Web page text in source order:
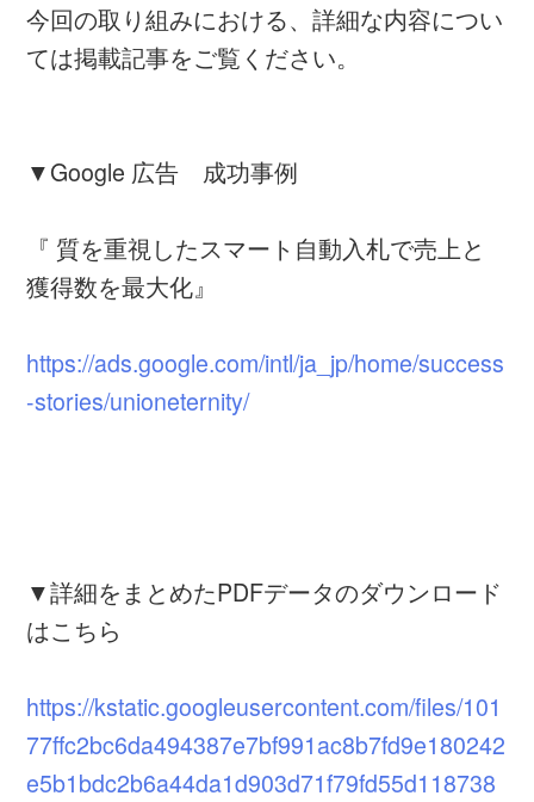
今回の取り組みにおける、詳細な内容につい
ては掲載記事をご覧ください。
▼Google 広告 成功事例
『 質を重視したスマート自動入札で売上と
獲得数を最大化』
https://ads.google.com/intl/ja_jp/home/success
-stories/unioneternity/
▼詳細をまとめたPDFデータのダウンロード
はこちら
https://kstatic.googleusercontent.com/files/101
77ffc2bc6da494387e7bf991ac8b7fd9e180242
e5b1bdc2b6a44da1d903d71f79fd55d118738